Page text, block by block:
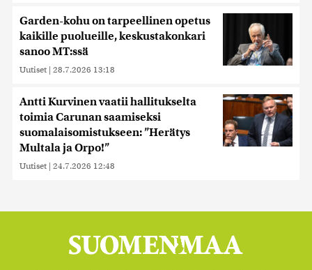
Garden-kohu on tarpeellinen opetus
kaikille puolueille, keskustakonkari
sanoo MT:ssä
Uutiset | 28.7.2026 13:18
Antti Kurvinen vaatii hallitukselta
toimia Carunan saamiseksi
suomalaisomistukseen: ”Herätys
Multala ja Orpo!”
Uutiset | 24.7.2026 12:48